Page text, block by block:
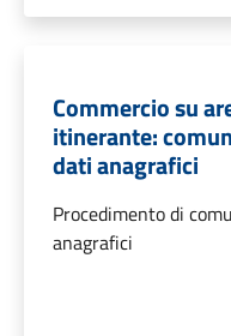
Commercio su
itinerante:
dati anagrafici
Procedimento di
anagrafici